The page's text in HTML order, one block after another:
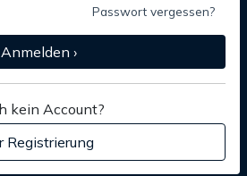
Passwort vergessen?
Anmelden ›
kein Account?
Registrierung